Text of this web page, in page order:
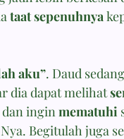
taat sepenuhnya
aku”. Daud
dia dapat melihat
ingin mematuhi
Begitulah juga